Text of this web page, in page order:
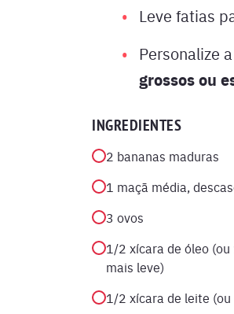
Leve fatias
Personalize
grossos ou
INGREDIENTES
2 bananas maduras
1 maçã média,
3 ovos
1/2 xícara de óleo
mais leve)
1/2 xícara de leite